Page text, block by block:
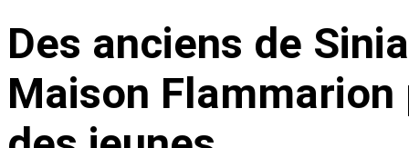
Des anciens de
Maison